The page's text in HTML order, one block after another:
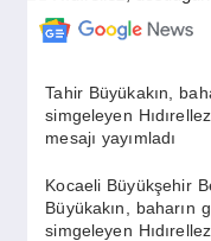
SIYASET
EĞITIM
EKONOMI
Tahir Büyükakın,
simgeleyen
mesajı yayımladı
Kocaeli Büyükşehir
Büyükakın, baharın
simgeleyen